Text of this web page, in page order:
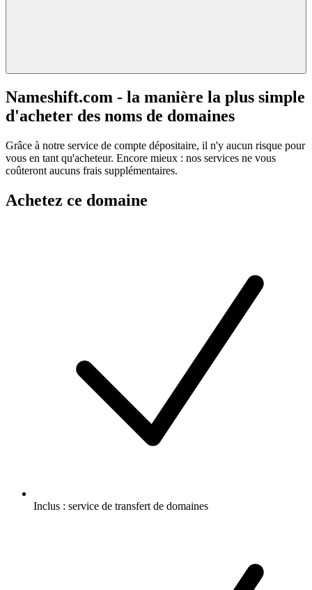
Nameshift.com - la manière la plus simple
d'acheter des noms de domaines
Grâce à notre service de compte dépositaire, il n'y aucun risque pour
vous en tant qu'acheteur. Encore mieux : nos services ne vous
coûteront aucuns frais supplémentaires.
Achetez ce domaine
Inclus : service de transfert de domaines